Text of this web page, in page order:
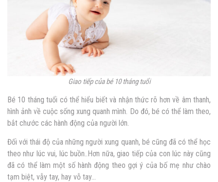
Giao tiếp của bé 10 tháng tuổi
Bé 10 tháng tuổi có thể hiểu biết và nhận thức rõ hơn về âm thanh,
hình ảnh về cuộc sống xung quanh mình. Do đó, bé có thể làm theo,
bắt chước các hành động của người lớn.
Đối với thái độ của những người xung quanh, bé cũng đã có thể học
theo như lúc vui, lúc buồn..Hơn nữa, giao tiếp của con lúc này cũng
đã có thể làm một số hành động theo gợi ý của bố mẹ như chào
tạm biệt, vẫy tay, hay vỗ tay…